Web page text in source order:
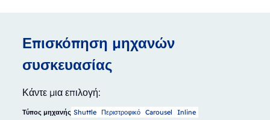
Επισκόπηση μηχανών
συσκευασίας
Κάντε μια επιλογή:
Τύπος μηχανής Shuttle Περιστροφικό Carousel
Inline